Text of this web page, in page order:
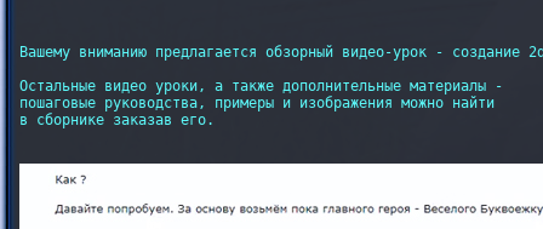
Вашему вниманию предлагается обзорный видео-урок - создание
Остальные видео уроки, а также дополнительные материалы -
пошаговые руководства, примеры и изображения можно найти
в сборнике заказав его.